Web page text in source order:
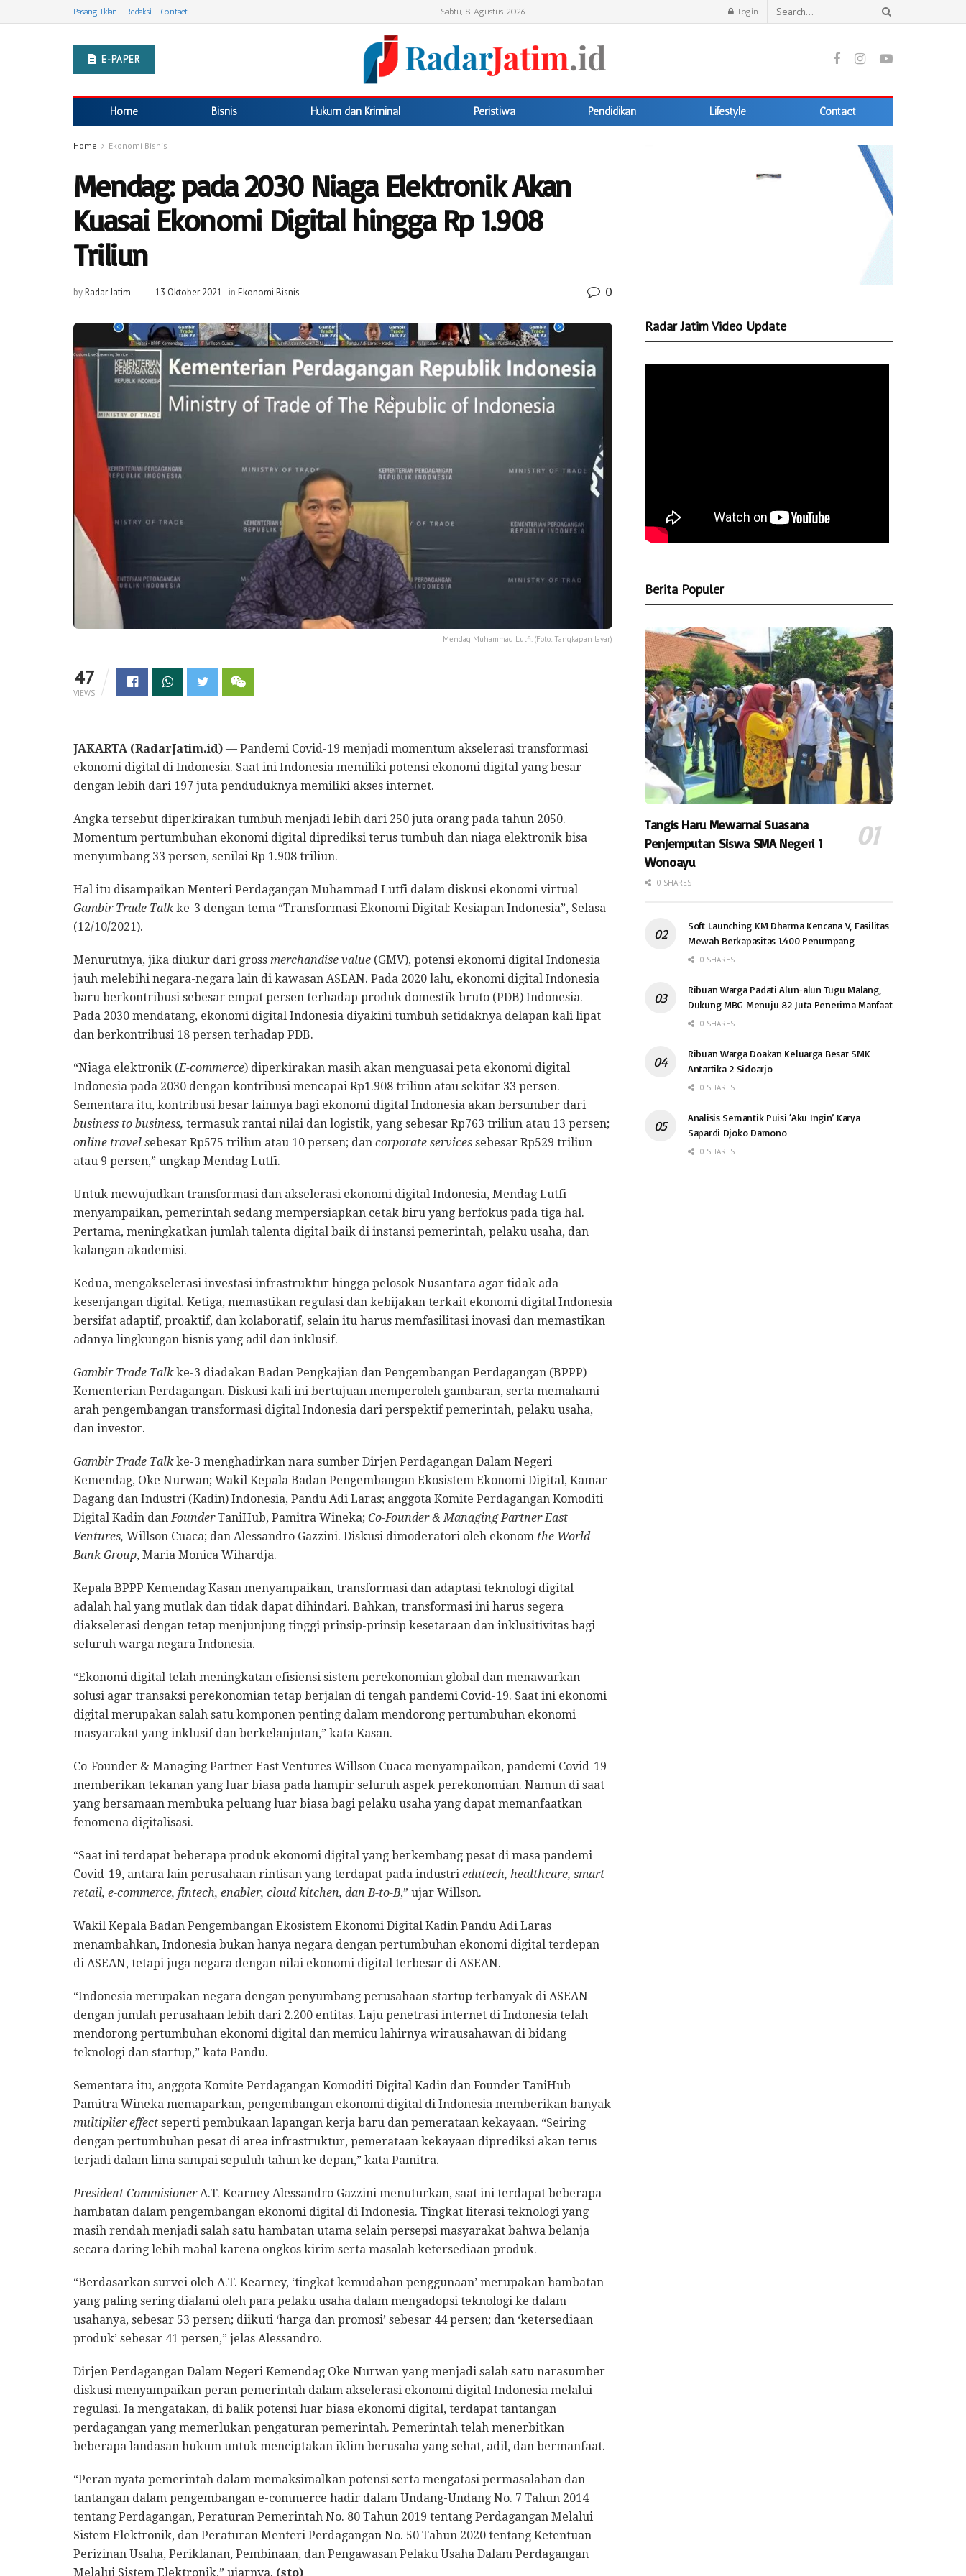
Pasang Iklan Redaksi Contact Sabtu, 8 Agustus 2026 Login
E-PAPER
Home Bisnis Hukum dan Kriminal Peristiwa Pendidikan Lifestyle Contact
Home Ekonomi Bisnis
Mendag: pada 2030 Niaga Elektronik Akan
Kuasai Ekonomi Digital hingga Rp 1.908
Triliun
byRadar Jatim 13 Oktober 2021 in Ekonomi Bisnis 0
Mendag Muhammad Lutfi. (Foto: Tangkapan layar)
47
VIEWS
JAKARTA (RadarJatim.id) — Pandemi Covid-19 menjadi momentum akselerasi transformasi
ekonomi digital di Indonesia. Saat ini Indonesia memiliki potensi ekonomi digital yang besar
dengan lebih dari 197 juta penduduknya memiliki akses internet.
Angka tersebut diperkirakan tumbuh menjadi lebih dari 250 juta orang pada tahun 2050.
Momentum pertumbuhan ekonomi digital diprediksi terus tumbuh dan niaga elektronik bisa
menyumbang 33 persen, senilai Rp 1.908 triliun.
Hal itu disampaikan Menteri Perdagangan Muhammad Lutfi dalam diskusi ekonomi virtual
Gambir Trade Talkke-3 dengan tema “Transformasi Ekonomi Digital: Kesiapan Indonesia”, Selasa
(12/10/2021).
Menurutnya, jika diukur dari gross merchandise value (GMV), potensi ekonomi digital Indonesia
jauh melebihi negara-negara lain di kawasan ASEAN. Pada 2020 lalu, ekonomi digital Indonesia
baru berkontribusi sebesar empat persen terhadap produk domestik bruto (PDB) Indonesia.
Pada 2030 mendatang, ekonomi digital Indonesia diyakini tumbuh setidaknya delapan kali lipat
dan berkontribusi 18 persen terhadap PDB.
“Niaga elektronik (E-commerce) diperkirakan masih akan menguasai peta ekonomi digital
Indonesia pada 2030 dengan kontribusi mencapai Rp1.908 triliun atau sekitar 33 persen.
Sementara itu, kontribusi besar lainnya bagi ekonomi digital Indonesia akan bersumber dari
business to business, termasuk rantai nilai dan logistik, yang sebesar Rp763 triliun atau 13 persen;
online travel sebesar Rp575 triliun atau 10 persen; dan corporate services sebesar Rp529 triliun
atau 9 persen,” ungkap Mendag Lutfi.
Untuk mewujudkan transformasi dan akselerasi ekonomi digital Indonesia, Mendag Lutfi
menyampaikan, pemerintah sedang mempersiapkan cetak biru yang berfokus pada tiga hal.
Pertama, meningkatkan jumlah talenta digital baik di instansi pemerintah, pelaku usaha, dan
kalangan akademisi.
Kedua, mengakselerasi investasi infrastruktur hingga pelosok Nusantara agar tidak ada
kesenjangan digital. Ketiga, memastikan regulasi dan kebijakan terkait ekonomi digital Indonesia
bersifat adaptif, proaktif, dan kolaboratif, selain itu harus memfasilitasi inovasi dan memastikan
adanya lingkungan bisnis yang adil dan inklusif.
Gambir Trade Talkke-3 diadakan Badan Pengkajian dan Pengembangan Perdagangan (BPPP)
Kementerian Perdagangan. Diskusi kali ini bertujuan memperoleh gambaran, serta memahami
arah pengembangan transformasi digital Indonesia dari perspektif pemerintah, pelaku usaha,
dan investor.
Gambir Trade Talkke-3 menghadirkan nara sumber Dirjen Perdagangan Dalam Negeri
Kemendag, Oke Nurwan; Wakil Kepala Badan Pengembangan Ekosistem Ekonomi Digital, Kamar
Dagang dan Industri (Kadin) Indonesia, Pandu Adi Laras; anggota Komite Perdagangan Komoditi
Digital Kadin danFounderTaniHub, Pamitra Wineka; Co-Founder & Managing Partner East
Ventures, Willson Cuaca; dan Alessandro Gazzini. Diskusi dimoderatori oleh ekonom the World
Bank Group, Maria Monica Wihardja.
Kepala BPPP Kemendag Kasan menyampaikan, transformasi dan adaptasi teknologi digital
adalah hal yang mutlak dan tidak dapat dihindari. Bahkan, transformasi ini harus segera
diakselerasi dengan tetap menjunjung tinggi prinsip-prinsip kesetaraan dan inklusitivitas bagi
seluruh warga negara Indonesia.
“Ekonomi digital telah meningkatan efisiensi sistem perekonomian global dan menawarkan
solusi agar transaksi perekonomian tetap berjalan di tengah pandemi Covid-19. Saat ini ekonomi
digital merupakan salah satu komponen penting dalam mendorong pertumbuhan ekonomi
masyarakat yang inklusif dan berkelanjutan,” kata Kasan.
Co-Founder & Managing Partner East Ventures Willson Cuaca menyampaikan, pandemi Covid-19
memberikan tekanan yang luar biasa pada hampir seluruh aspek perekonomian. Namun di saat
yang bersamaan membuka peluang luar biasa bagi pelaku usaha yang dapat memanfaatkan
fenomena digitalisasi.
“Saat ini terdapat beberapa produk ekonomi digital yang berkembang pesat di masa pandemi
Covid-19, antara lain perusahaan rintisan yang terdapat pada industri edutech, healthcare, smart
retail, e-commerce, fintech, enabler, cloud kitchen, dan B-to-B,” ujar Willson.
Wakil Kepala Badan Pengembangan Ekosistem Ekonomi Digital Kadin Pandu Adi Laras
menambahkan, Indonesia bukan hanya negara dengan pertumbuhan ekonomi digital terdepan
di ASEAN, tetapi juga negara dengan nilai ekonomi digital terbesar di ASEAN.
“Indonesia merupakan negara dengan penyumbang perusahaan startup terbanyak di ASEAN
dengan jumlah perusahaan lebih dari 2.200 entitas. Laju penetrasi internet di Indonesia telah
mendorong pertumbuhan ekonomi digital dan memicu lahirnya wirausahawan di bidang
teknologi dan startup,” kata Pandu.
Sementara itu, anggota Komite Perdagangan Komoditi Digital Kadin dan Founder TaniHub
Pamitra Wineka memaparkan, pengembangan ekonomi digital di Indonesia memberikan banyak
multiplier effect seperti pembukaan lapangan kerja baru dan pemerataan kekayaan. “Seiring
dengan pertumbuhan pesat di area infrastruktur, pemerataan kekayaan diprediksi akan terus
terjadi dalam lima sampai sepuluh tahun ke depan,” kata Pamitra.
President CommisionerA.T. Kearney Alessandro Gazzini menuturkan, saat ini terdapat beberapa
hambatan dalam pengembangan ekonomi digital di Indonesia. Tingkat literasi teknologi yang
masih rendah menjadi salah satu hambatan utama selain persepsi masyarakat bahwa belanja
secara daring lebih mahal karena ongkos kirim serta masalah ketersediaan produk.
“Berdasarkan survei oleh A.T. Kearney, ‘tingkat kemudahan penggunaan’ merupakan hambatan
yang paling sering dialami oleh para pelaku usaha dalam mengadopsi teknologi ke dalam
usahanya, sebesar 53 persen; diikuti ‘harga dan promosi’ sebesar 44 persen; dan ‘ketersediaan
produk’ sebesar 41 persen,” jelas Alessandro.
Dirjen Perdagangan Dalam Negeri Kemendag Oke Nurwan yang menjadi salah satu narasumber
diskusi menyampaikan peran pemerintah dalam akselerasi ekonomi digital Indonesia melalui
regulasi. Ia mengatakan, di balik potensi luar biasa ekonomi digital, terdapat tantangan
perdagangan yang memerlukan pengaturan pemerintah. Pemerintah telah menerbitkan
beberapa landasan hukum untuk menciptakan iklim berusaha yang sehat, adil, dan bermanfaat.
“Peran nyata pemerintah dalam memaksimalkan potensi serta mengatasi permasalahan dan
tantangan dalam pengembangan e-commerce hadir dalam Undang-Undang No. 7 Tahun 2014
tentang Perdagangan, Peraturan Pemerintah No. 80 Tahun 2019 tentang Perdagangan Melalui
Sistem Elektronik, dan Peraturan Menteri Perdagangan No. 50 Tahun 2020 tentang Ketentuan
Perizinan Usaha, Periklanan, Pembinaan, dan Pengawasan Pelaku Usaha Dalam Perdagangan
Melalui Sistem Elektronik,” ujarnya. (sto)
Radar Jatim Video Update
Berita Populer
Tangis Haru Mewarnai Suasana
Penjemputan Siswa SMA Negeri 1
Wonoayu
0 SHARES
Soft Launching KM Dharma Kencana V, Fasilitas
Mewah Berkapasitas 1.400 Penumpang
0 SHARES
Ribuan Warga Padati Alun-alun Tugu Malang,
Dukung MBG Menuju 82 Juta Penerima Manfaat
0 SHARES
Ribuan Warga Doakan Keluarga Besar SMK
Antartika 2 Sidoarjo
0 SHARES
Analisis Semantik Puisi ‘Aku Ingin’ Karya
Sapardi Djoko Damono
0 SHARES